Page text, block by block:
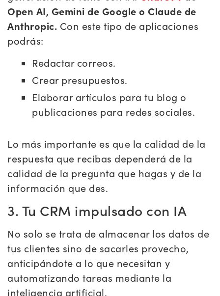
Open AI, Gemini de Google o Claude de
Anthropic. Con este tipo de aplicaciones
podrás:
Redactar correos.
Crear presupuestos.
Elaborar artículos para tu blog o
publicaciones para redes sociales.
Lo más importante es que la calidad de la
respuesta que recibas dependerá de la
calidad de la pregunta que hagas y de la
información que des.
3. Tu CRM impulsado con IA
No solo se trata de almacenar los datos de
tus clientes sino de sacarles provecho,
anticipándote a lo que necesitan y
automatizando tareas mediante la
inteligencia artificial.